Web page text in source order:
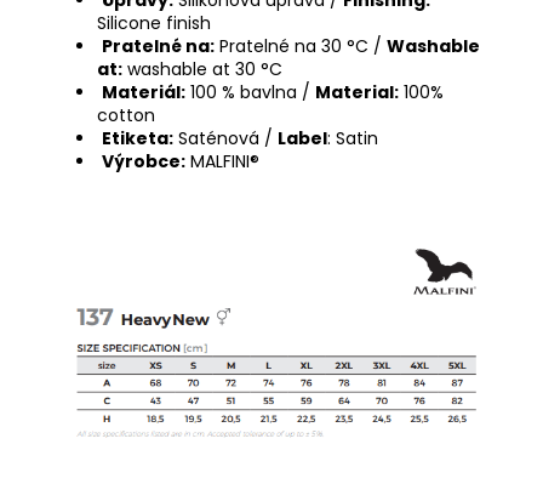
Silicone finish
Pratelné na: Pratelné na 30 °C / Washable
at: washable at 30 °C
Materiál: 100 % bavlna / Material: 100%
cotton
Etiketa: Saténová / Label: Satin
Výrobce: MALFINI®